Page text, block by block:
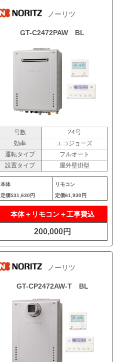
ノーリツ
GT-C2472PAW BL
号数
24号
効率
エコジョーズ
運転タイプ
フルオート
設置タイプ
屋外壁掛型
本体
定価531,630円
リモコン
定価61,930円
本体＋リモコン＋工事費込
200,000円
ノーリツ
GT-CP2472AW-T BL